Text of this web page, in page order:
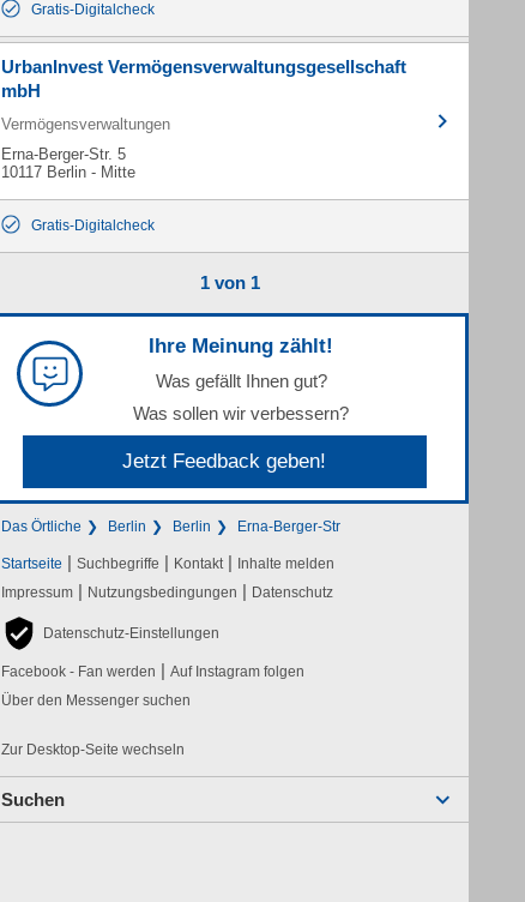
Gratis-Digitalcheck
UrbanInvest Vermögensverwaltungsgesellschaft
mbH
Vermögensverwaltungen
Erna-Berger-Str. 5
10117 Berlin - Mitte
Gratis-Digitalcheck
1 von 1
Ihre Meinung zählt!
Was gefällt Ihnen gut?
Was sollen wir verbessern?
Jetzt Feedback geben!
Das Örtliche Berlin Berlin Erna-Berger-Str
Startseite | Suchbegriffe | Kontakt | Inhalte melden
Impressum | Nutzungsbedingungen | Datenschutz
Datenschutz-Einstellungen
Facebook - Fan werden | Auf Instagram folgen
Über den Messenger suchen
Zur Desktop-Seite wechseln
Suchen